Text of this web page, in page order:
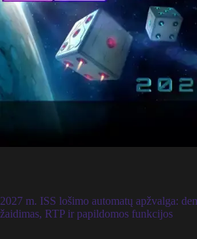
2027 m. ISS lošimo automatų apžvalga:
žaidimas, RTP ir papildomos funkcijos